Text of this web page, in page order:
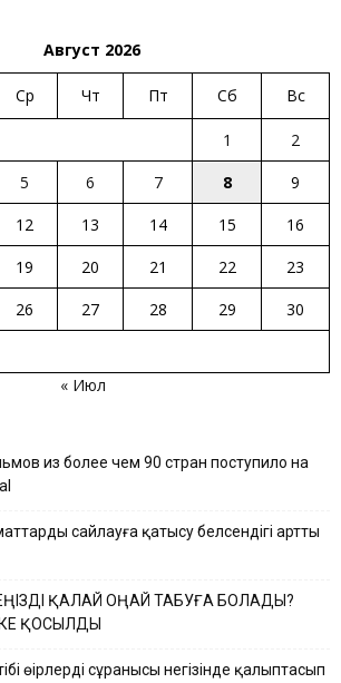
Август 2026
Ср Чт Пт Сб Вс
1
2
5 6 7 8
9
12 13 14 15
16
19 20 21 22
23
26 27 28 29
30
« Июл
из более чем 90 стран поступило на
сайлауға қатысу белсендігі артты
ҚАЛАЙ ОҢАЙ ТАБУҒА БОЛАДЫ?
ҚОСЫЛДЫ
өңірлердің сұранысы негізінде қалыптасып